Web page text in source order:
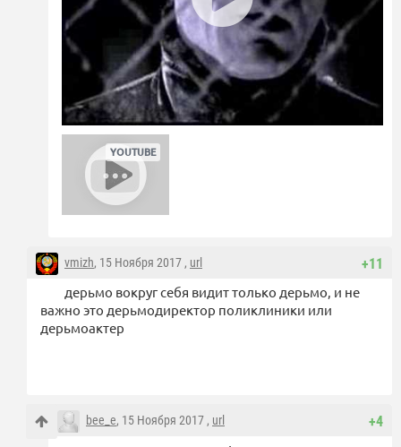
+11
vmizh, 15 Ноября 2017 , url
дерьмо вокруг себя видит только дерьмо, и не
важно это дерьмодиректор поликлиники или
дерьмоактер
+4
bee_e, 15 Ноября 2017 , url